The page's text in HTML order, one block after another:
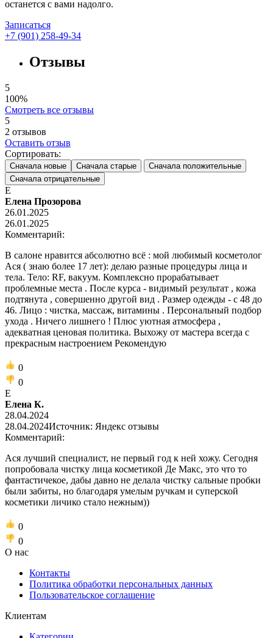
останется с вами надолго.
Записаться
+7 (901) 258-49-34
Отзывы
5
100%
Смотреть все отзывы
5
2 отзывов
Оставить отзыв
Сортировать:
Сначала новые Сначала старые
Сначала положительные
Сначала отрицательные
Е
Елена Прозорова
26.01.2025
26.01.2025
Комментарий:
В салоне нравится абсолютно всё : мой любимый косметолог
Ася ( знаю более 17 лет): делаю разные процедуры лица и
тела. Тело: RF, вакуум. Комплексно прорабатывает
проблемные места . После курса - видимый результат , кожа
подтянута , совершенно другой вид . Размер одежды - с 48 до
46. Лицо : чистка, массаж, витамины . Персональный подбор
ухода . Ничего лишнего ! Плюс уютная атмосфера ,
адекватная ценовая политика. Выхожу от мастера всегда с
прекрасным настроением Рекомендую
0
0
Е
Елена К.
28.04.2024
28.04.2024Источник: Яндекс отзывы
Комментарий:
Ася лучший специалист, не первый год к ней хожу. Сегодня
попробовала чистку лица косметикой Де Макс, это что то
фантастичекое, дабы давно не делала чистку сальные пробки
были забиты, но благодаря умелым ручкам и суперской
косметики личико стало нежным))
0
0
О нас
Контакты
Политика обработки персональных данных
Пользовательское соглашение
Клиентам